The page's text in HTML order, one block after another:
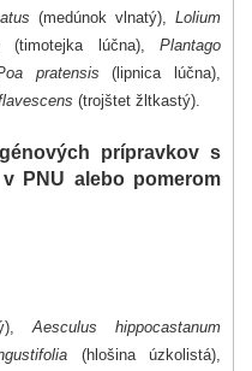
(medúnok vlnatý), Lolium
(timotejka lúčna),
Plantago
pratensis
(lipnica lúčna),
(trojštet žltkastý).
prípravkov s
PNU alebo pomerom
Aesculus hippocastanum
(hlošina úzkolistá),